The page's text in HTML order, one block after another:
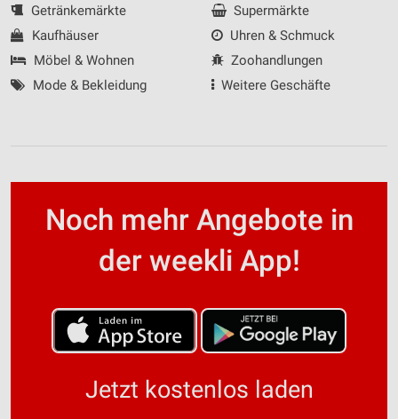
Getränkemärkte
Kaufhäuser
Möbel & Wohnen
Mode & Bekleidung
Supermärkte
Uhren & Schmuck
Zoohandlungen
Weitere Geschäfte
Noch mehr Angebote in
der weekli App!
Jetzt kostenlos laden